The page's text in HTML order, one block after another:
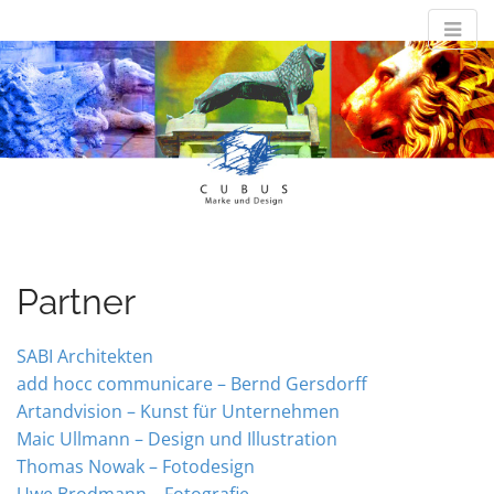
Cubus-Design
Marke und Design
M
a
i
n
m
k
i
p
t
o
n
Partner
SABI Architekten
add hocc communicare – Bernd Gersdorff
Artandvision – Kunst für Unternehmen
Maic Ullmann – Design und Illustration
Thomas Nowak – Fotodesign